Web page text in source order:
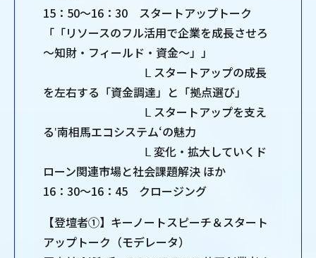
15：50～16：30 スタートアップトーク
「「リソースのフル活用で企業を成長させろ
～知財・フィールド・資金～」」
Ⅼ スタートアップの成長
を左右する「資金調達」と「拠点選び」
Ⅼ スタートアップを支え
る‛南相馬エコシステム‘の魅力
Ⅼ 変化・拡大していくド
ローン関連市場と社会課題解決 ほか
16：30～16：45 クロージング
【登壇者①】キーノートスピーチ＆スタート
アップトーク（モデレータ）